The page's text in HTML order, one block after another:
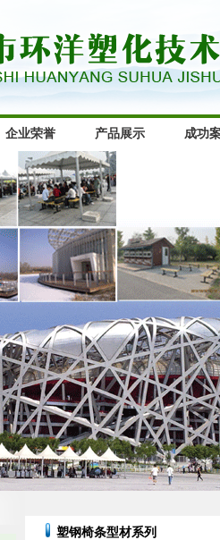
企业荣誉 产品展示 成功
塑钢椅条型材系列